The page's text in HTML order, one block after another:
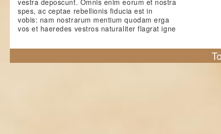
vestra deposcunt. Omnis enim eorum et nostra
spes, ac ceptae rebellionis fiducia est in
vobis: nam nostrarum mentium quodam erga
vos et haeredes vestros naturaliter flagrat igne